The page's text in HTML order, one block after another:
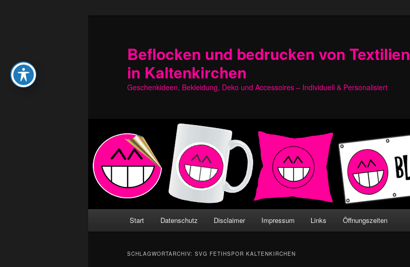
Beflocken und bedrucken von Textilien
in Kaltenkirchen
Geschenkideen, Bekleidung, Deko und Accessoires – Individuell & Personalisiert
Start Datenschutz Disclaimer Impressum Links Öffnungszeiten
SCHLAGWORTARCHIV: SVG FETIHSPOR KALTENKIRCHEN